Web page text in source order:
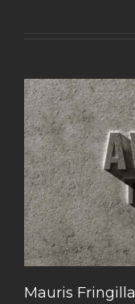
Mauris